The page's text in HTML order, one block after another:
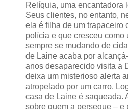
Relíquia, uma encantadora
Seus clientes, no entanto,
ela é filha de um trapaceiro
polícia e que cresceu como
sempre se mudando de
de Laine acaba por
anos desaparecido visita a
deixa um misterioso alerta
atropelado por um carro.
casa de Laine é saqueada.
sobre quem a persegue – e